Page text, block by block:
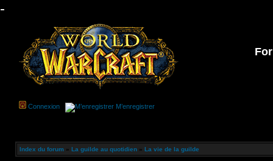
-
Connexion M’enregistrer
Index du forum » La guilde au quotidien » La vie de la guilde